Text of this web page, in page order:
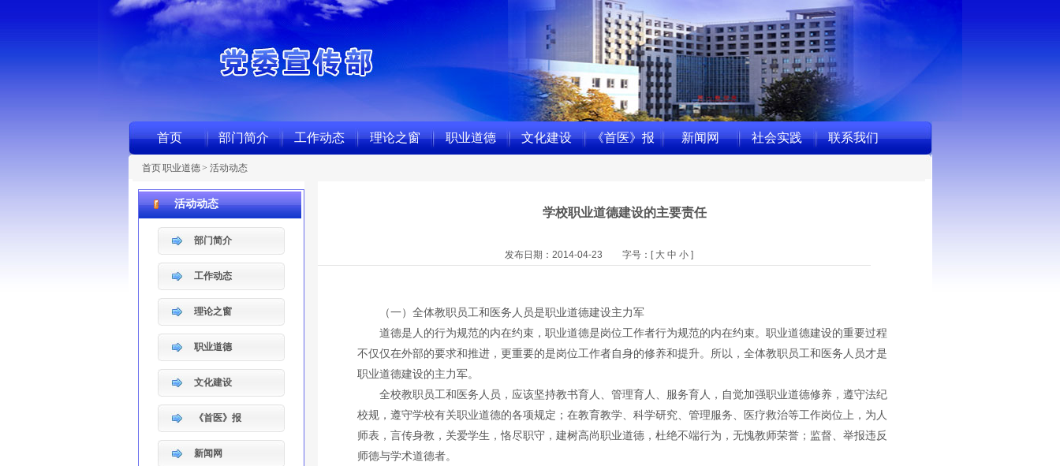
首页 部门简介 工作动态 理论之窗 职业道德 文化建设 《首医》报 新闻网 社会实践 联系我们
首页职业道德> 活动动态
活动动态
部门简介
工作动态
理论之窗
职业道德
文化建设
《首医》报
新闻网
学校职业道德建设的主要责任
发布日期：2014-04-23 字号：[ 大 中 小]
（一）全体教职员工和医务人员是职业道德建设主力军
道德是人的行为规范的内在约束，职业道德是岗位工作者行为规范的内在约束。职业道德建设的重要过程
不仅仅在外部的要求和推进，更重要的是岗位工作者自身的修养和提升。所以，全体教职员工和医务人员才是
职业道德建设的主力军。
全校教职员工和医务人员，应该坚持教书育人、管理育人、服务育人，自觉加强职业道德修养，遵守法纪
校规，遵守学校有关职业道德的各项规定；在教育教学、科学研究、管理服务、医疗救治等工作岗位上，为人
师表，言传身教，关爱学生，恪尽职守，建树高尚职业道德，杜绝不端行为，无愧教师荣誉；监督、举报违反
师德与学术道德者。